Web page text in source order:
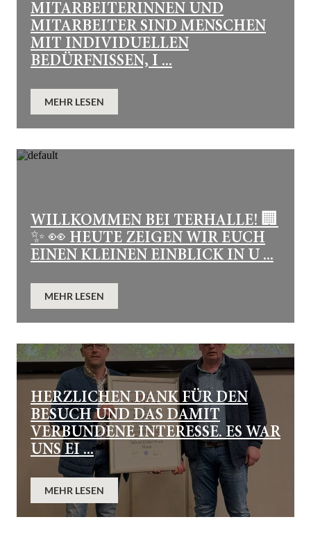
MITARBEITERINNEN UND
MITARBEITER SIND MENSCHEN
MIT INDIVIDUELLEN
BEDÜRFNISSEN, I ...
MEHR LESEN
WILLKOMMEN BEI TERHALLE! 🏢
✨ 👀 HEUTE ZEIGEN WIR EUCH
EINEN KLEINEN EINBLICK IN U ...
MEHR LESEN
HERZLICHEN DANK FÜR DEN
BESUCH UND DAS DAMIT
VERBUNDENE INTERESSE. ES WAR
UNS EI ...
MEHR LESEN